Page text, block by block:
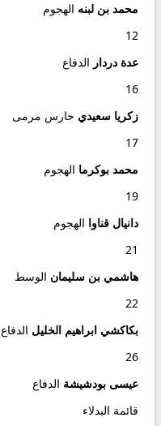
محمد بن لبنه الهجوم
12
عدة دردار الدفاع
16
زكريا سعيدي حارس مرمى
17
محمد بوكرما الهجوم
19
دانيال قناوا الهجوم
21
هاشمي بن سليمان الوسط
22
بكاكشي ابراهيم الخليل الدفاع
26
عيسى بودشيشة الدفاع
قائمة البدلاء